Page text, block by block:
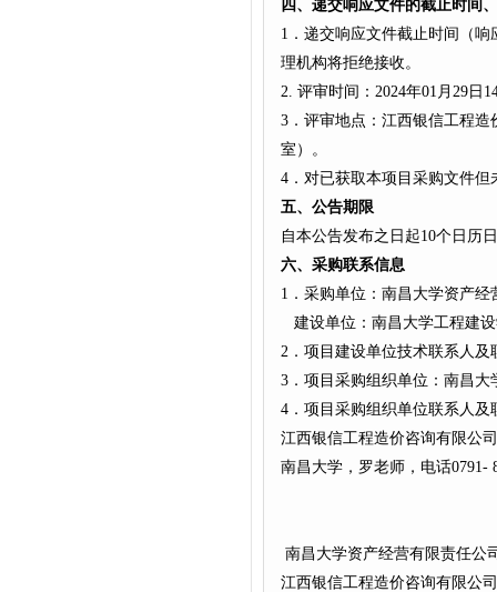
四、递交响应文件的截止时间
1．递交响应文件截止时间（响
理机构将拒绝接收。
2. 评审时间：2024年01月29日
3．评审地点：江西银信工程
室）。
4．对已获取本项目采购文件
五、公告期限
自本公告发布之日起10个日历
六、采购联系信息
1．采购单位：南昌大学资产经
建设单位：南昌大学工程建
2．项目建设单位技术联系人及
3．项目采购组织单位：南昌
4．项目采购组织单位联系人及
江西银信工程造价咨询有限公
南昌大学，罗老师，电话0791-
南昌大学资产经营有限责任公
江西银信工程造价咨询有限公司